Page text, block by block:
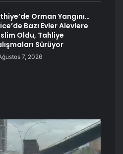
Orman Yangını…
Bazı Evler Alevlere
Oldu, Tahliye
Sürüyor
7, 2026